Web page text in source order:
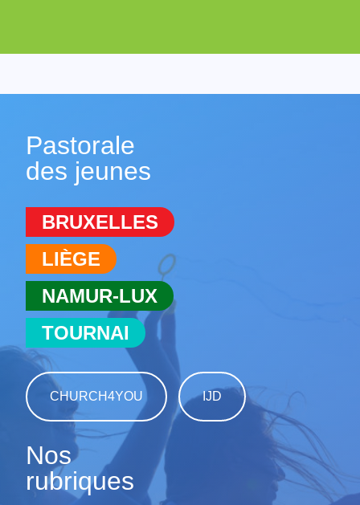
Pastorale
des jeunes
BRUXELLES
LIÈGE
NAMUR-LUX
TOURNAI
CHURCH4YOU IJD
Nos
rubriques